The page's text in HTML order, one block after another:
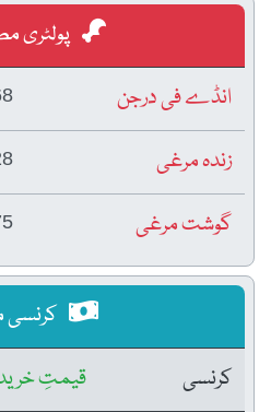
پولٹری
انڈے فی درجن
زندہ مرغی
گوشت مرغی
کرنسی
کرنسی
قیمتِ